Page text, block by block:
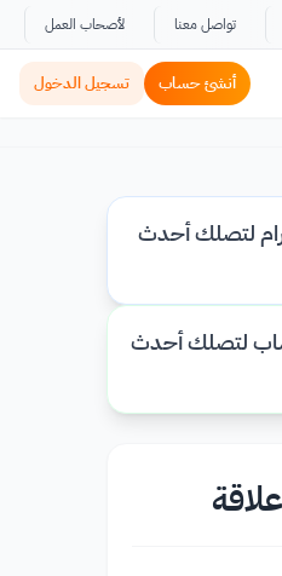
تواصل معنا لأصحاب العمل
أنشئ حساب تسجيل الدخول
لتصلك أحدث
لتصلك أحدث